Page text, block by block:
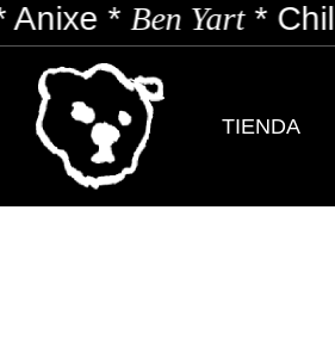
Ben Yart*Chill Mafia*
TIENDA